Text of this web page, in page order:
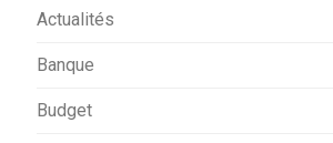
Actualités
Banque
Budget